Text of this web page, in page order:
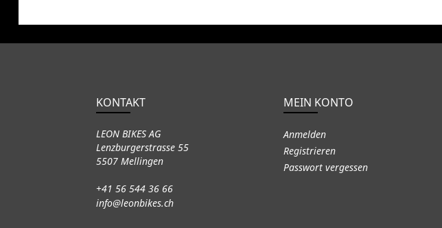
KONTAKT
LEON BIKES AG
Lenzburgerstrasse 55
5507 Mellingen
+41 56 544 36 66
info@leonbikes.ch
MEIN KONTO
Anmelden
Registrieren
Passwort vergessen